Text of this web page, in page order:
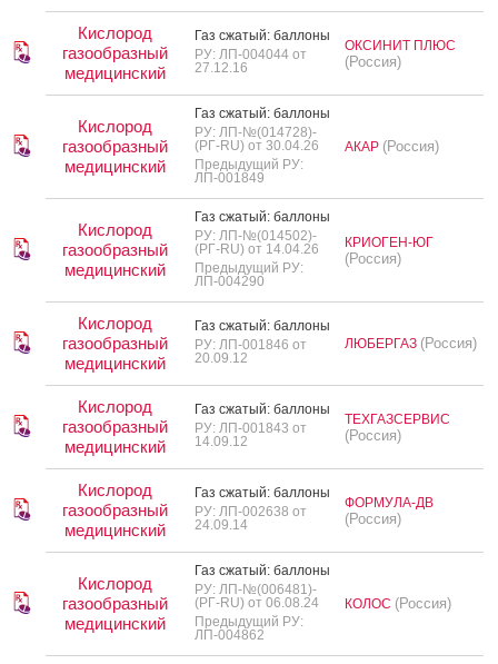
Кислород
газообразный
медицинский
Газ сжа­тый: бал­ло­ны
РУ: ЛП-004044 от
27.12.16
ОКСИНИТ ПЛЮС
(Россия)
Кислород
газообразный
медицинский
Газ сжа­тый: бал­ло­ны
РУ: ЛП-№(014728)-
(РГ-RU) от 30.04.26
Предыдущий РУ:
ЛП-001849
АКАР (Россия)
Кислород
газообразный
медицинский
Газ сжа­тый: бал­ло­ны
РУ: ЛП-№(014502)-
(РГ-RU) от 14.04.26
Предыдущий РУ:
ЛП-004290
КРИОГЕН-ЮГ
(Россия)
Кислород
газообразный
медицинский
Газ сжа­тый: бал­ло­ны
РУ: ЛП-001846 от
20.09.12
ЛЮБЕРГАЗ (Россия)
Кислород
газообразный
медицинский
Газ сжа­тый: бал­ло­ны
РУ: ЛП-001843 от
14.09.12
ТЕХГАЗСЕРВИС
(Россия)
Кислород
газообразный
медицинский
Газ сжа­тый: бал­ло­ны
РУ: ЛП-002638 от
24.09.14
ФОРМУЛА-ДВ
(Россия)
Кислород
газообразный
медицинский
Газ сжа­тый: бал­ло­ны
РУ: ЛП-№(006481)-
(РГ-RU) от 06.08.24
Предыдущий РУ:
ЛП-004862
КОЛОС (Россия)